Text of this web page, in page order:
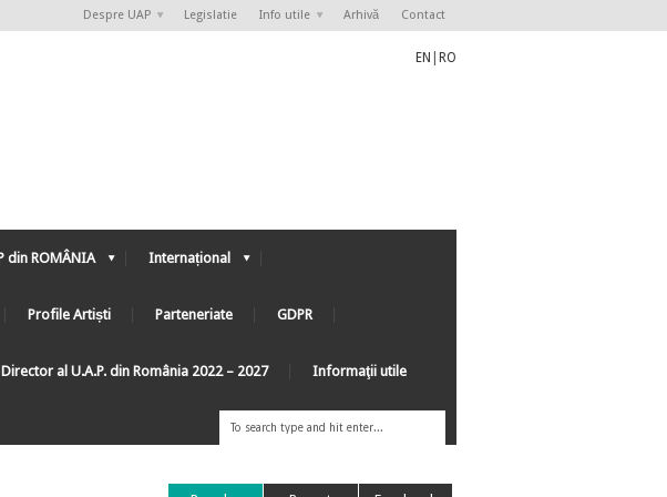
Despre UAP Legislatie Info utile Arhivă Contact
EN RO
din ROMÂNIA Internațional
Profile Artiști Parteneriate GDPR
al U.A.P. din România 2022 – 2027 Informaţii utile